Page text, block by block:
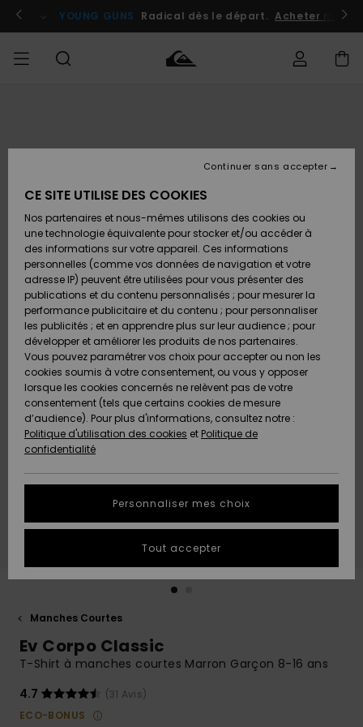
l'information
le
Se connecter / s'inscrire
YOUNG GUNS Radical dès le départ. Acheter
Chaussures
& Tongs
Surf
Snow
Nouveautés
A
Découvrir
Chaussures
& Tongs
Surf
Snow
Nouveautés
A
Découvrir
FEMME
A
Découvrir
Snow
SURF
Surf
Shop
Enfant
Highlights
Communauté
SNOW
Snow
Shop
Enfant
Snow
Shop
Femme
A
Découvrir
Communauté
OUTLET
Enfant
Outlet
Femme
AIDE &
CONTACT
Retours
Paiement
Carte
Cadeau
Quiksilver
Freedom
Protection
des
tailles
conversation
obtenir la
plus rapide
à votre
Démarrer
MAGASINS
QUIKSILVER
Manches Courtes
Ev Corpo Classic
T-Shirt à manches courtes Marron Garçon 8-16 ans
4.7
(31 Avis)
ECO-BONUS
CE SITE UTILISE DES COOKIES
Nos partenaires et nous-mêmes utilisons des cookies ou
une technologie équivalente pour stocker et/ou accéder à
des informations sur votre appareil. Ces informations
personnelles (comme vos données de navigation et votre
adresse IP) peuvent être utilisées pour vous présenter des
publications et du contenu personnalisés ; pour mesurer la
performance publicitaire et du contenu ; pour personnaliser
les publicités ; et en apprendre plus sur leur audience ; pour
développer et améliorer les produits de nos partenaires.
Vous pouvez paramétrer vos choix pour accepter ou non les
cookies soumis à votre consentement, ou vous y opposer
lorsque les cookies concernés ne relèvent pas de votre
consentement (tels que certains cookies de mesure
d’audience). Pour plus d'informations, consultez notre :
Politique d'utilisation des cookies et Politique de
confidentialité
Personnaliser mes choix
Continuer sans accepter
Tout accepter